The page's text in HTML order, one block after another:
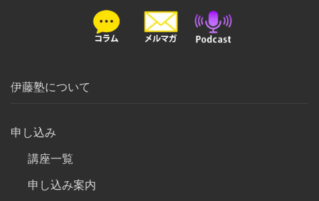
伊藤塾について
申し込み
講座一覧
申し込み案内